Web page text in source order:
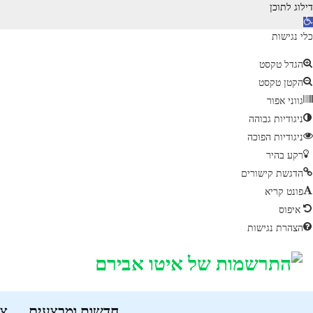
דילוג לתוכן
פ
ת
ס
ר
ג
ג
ש
ת
כלי נגישות
הגדל טקסט
הקטן טקסט
גווני אפור
ניגודיות גבוהה
ניגודיות הפוכה
רקע בהיר
הדגשת קישורים
פונט קריא
איפוס
הצהרת נגישות